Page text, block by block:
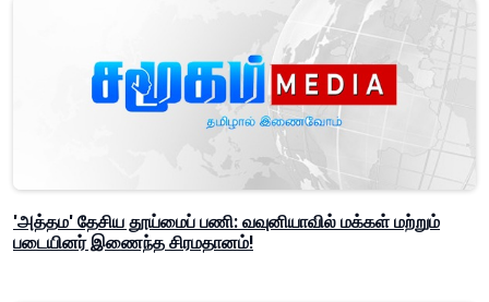
'அத்தம' தேசிய தூய்மைப் பணி: வவுனியாவில் மக்கள் மற்றும்
படையினர் இணைந்த சிரமதானம்!